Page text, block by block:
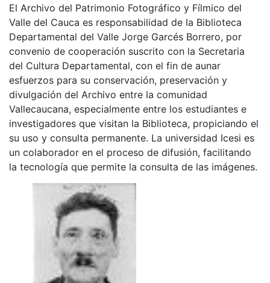
El Archivo del Patrimonio Fotográfico y Fílmico del
Valle del Cauca es responsabilidad de la Biblioteca
Departamental del Valle Jorge Garcés Borrero, por
convenio de cooperación suscrito con la Secretaria
del Cultura Departamental, con el fin de aunar
esfuerzos para su conservación, preservación y
divulgación del Archivo entre la comunidad
Vallecaucana, especialmente entre los estudiantes e
investigadores que visitan la Biblioteca, propiciando el
su uso y consulta permanente. La universidad Icesi es
un colaborador en el proceso de difusión, facilitando
la tecnología que permite la consulta de las imágenes.